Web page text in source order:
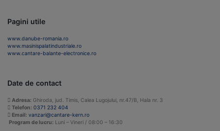
Pagini utile
www.danube-romania.ro
www.masinispalatindustriale.ro
www.cantare-balante-electronice.ro
Date de contact
Adresa: Ghiroda, jud. Timis, Calea Lugojului, nr.47/B, Hala nr. 3
Telefon: 0371 232 404
Email: vanzari@cantare-kern.ro
Program de lucru: Luni – Vineri / 08:00 – 16:30